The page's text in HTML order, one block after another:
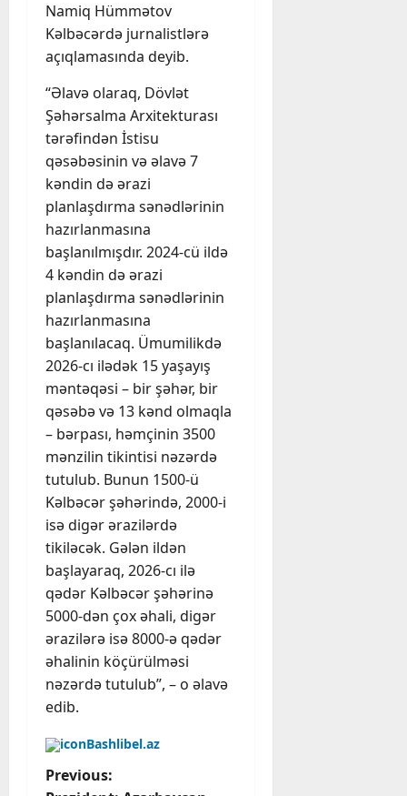
Namiq Hümmətov
Kəlbəcərdə jurnalistlərə
açıqlamasında deyib.
“Əlavə olaraq, Dövlət
Şəhərsalma Arxitekturası
tərəfindən İstisu
qəsəbəsinin və əlavə 7
kəndin də ərazi
planlaşdırma sənədlərinin
hazırlanmasına
başlanılmışdır. 2024-cü ildə
4 kəndin də ərazi
planlaşdırma sənədlərinin
hazırlanmasına
başlanılacaq. Ümumilikdə
2026-cı ilədək 15 yaşayış
məntəqəsi – bir şəhər, bir
qəsəbə və 13 kənd olmaqla
– bərpası, həmçinin 3500
mənzilin tikintisi nəzərdə
tutulub. Bunun 1500-ü
Kəlbəcər şəhərində, 2000-i
isə digər ərazilərdə
tikiləcək. Gələn ildən
başlayaraq, 2026-cı ilə
qədər Kəlbəcər şəhərinə
5000-dən çox əhali, digər
ərazilərə isə 8000-ə qədər
əhalinin köçürülməsi
nəzərdə tutulub”, – o əlavə
edib.
Bashlibel.az
P
Previous: